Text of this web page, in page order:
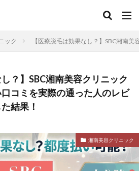
ック 【医療脱毛は効果なし？】SBC湘南
し？】SBC湘南美容クリニック
コミを実際の通った人のレビ
結果！
湘南美容クリニック